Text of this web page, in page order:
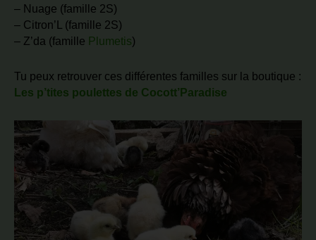
– Nuage (famille 2S)
– Citron’L (famille 2S)
– Z’da (famille Plumetis)
Tu peux retrouver ces différentes familles sur la boutique :
Les p’tites poulettes de Cocott’Paradise